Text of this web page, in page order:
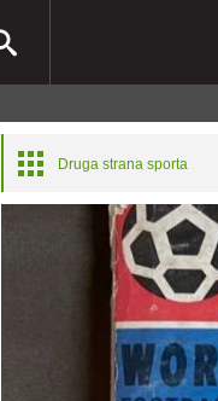
Druga strana sporta